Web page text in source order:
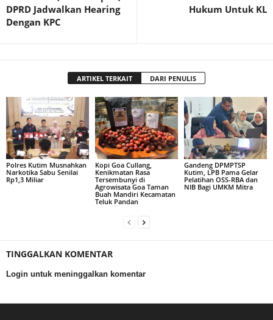
DPRD Jadwalkan Hearing
Dengan KPC
Hukum Untuk KL
ARTIKEL TERKAIT DARI PENULIS
Polres Kutim Musnahkan
Narkotika Sabu Senilai
Rp1,3 Miliar
Kopi Goa Cullang,
Kenikmatan Rasa
Tersembunyi di
Agrowisata Goa Taman
Buah Mandiri Kecamatan
Teluk Pandan
Gandeng DPMPTSP
Kutim, LPB Pama Gelar
Pelatihan OSS-RBA dan
NIB Bagi UMKM Mitra
TINGGALKAN KOMENTAR
Login untuk meninggalkan komentar